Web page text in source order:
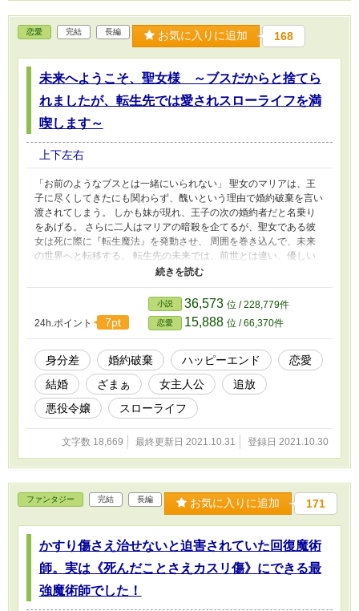
恋愛 完結 長編 お気に入りに追加 168
未来へようこそ、聖女様 ～ブスだからと捨てら
れましたが、転生先では愛されスローライフを満
喫します～
上下左右
「お前のようなブスとは一緒にいられない」 聖女のマリアは、王
子に尽くしてきたにも関わらず、醜いという理由で婚約破棄を言い
渡されてしまう。 しかも妹が現れ、王子の次の婚約者だと名乗り
をあげる。 さらに二人はマリアの暗殺を企てるが、聖女である彼
女は死に際に『転生魔法』を発動させ、 周囲を巻き込んで、未来
の世界へと転移する。 転生先の未来では、前世とは違い、優しい
家族に囲まれていた。 醜いからと迫害されることもなく、前世で
く。 一方、巻き込まれて転生した王子は、権力を失い、絶望の中
でマリアに救いを求めるのだった。 本作はブスだからと裏切られ
た聖女が、田舎でスローライフを過ごしながら、幸せを迎えるまで
の ハッピーエンドの物語である。
24h.ポイント 7pt
小説 36,573 位 / 228,779件
恋愛 15,888 位 / 66,370件
身分差 婚約破棄 ハッピーエンド
恋愛
結婚
ざまぁ 女主人公
追放
悪役令嬢
スローライフ
文字数 18,669 最終更新日 2021.10.31 登録日 2021.10.30
ファンタジー 完結 長編 お気に入りに追加 171
かすり傷さえ治せないと迫害されていた回復魔術
師。実は《死んだことさえカスリ傷》にできる最
強魔術師でした！